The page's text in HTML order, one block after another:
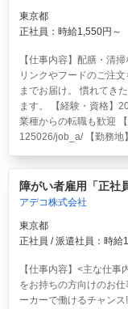
東京都
正社員：時給1,550円～
【仕事内容】配膳・清
リンクやフードのご注
までお届け。 慣れてき
ます。 【経験・資格】
業種からの転職も歓迎
125026/job_a/ 【勤務地
障がい者雇用「正社
アデコ株式会社
東京都
正社員 / 派遣社員：時給
【仕事内容】<主な仕
をお持ちの方向けのお
ーカーで働けるチャン